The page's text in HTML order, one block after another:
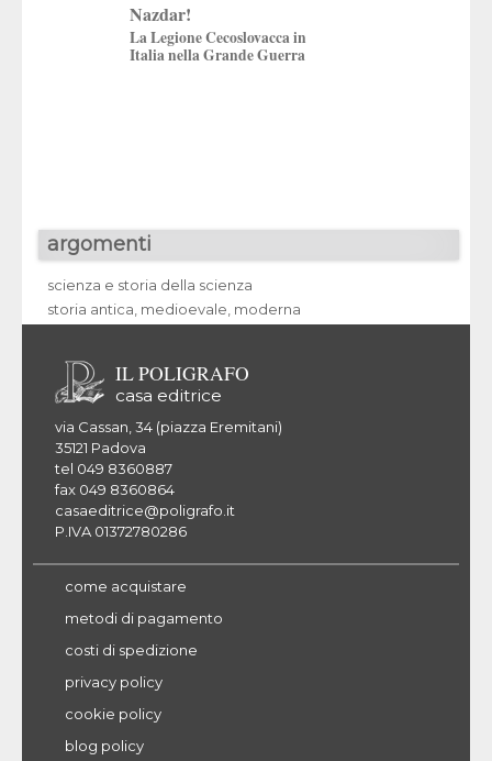
Nazdar!
La Legione Cecoslovacca in
Italia nella Grande Guerra
argomenti
scienza e storia della scienza
storia antica, medioevale, moderna
IL POLIGRAFO
casa editrice
via Cassan, 34 (piazza Eremitani)
35121 Padova
tel 049 8360887
fax 049 8360864
casaeditrice@poligrafo.it
P.IVA 01372780286
come acquistare
metodi di pagamento
costi di spedizione
privacy policy
cookie policy
blog policy